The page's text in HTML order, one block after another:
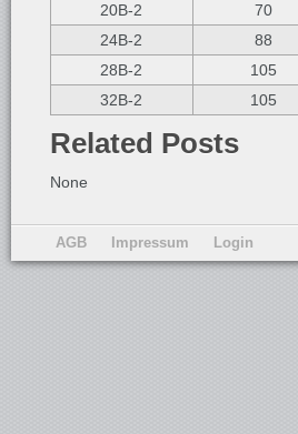
20B-2
70
24B-2
88
28B-2
105
32B-2
105
Related Posts
None
AGB Impressum Login